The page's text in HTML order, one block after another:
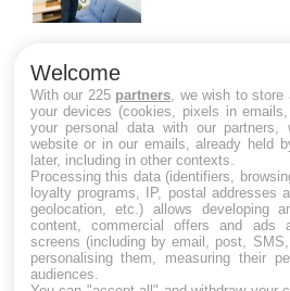
Maladie de
amyotrophique)
Welcome
With our 225 partners , we wish to
your devices (cookies, pixels in
your personal data with our partners,
website or in our emails, already held
later, including in other contexts.
Processing this data (identifiers,
loyalty programs, IP, postal addresses
geolocation, etc.) allows developing
content, commercial offers and ads
screens (including by email, post,
personalising them, measuring their
audiences.